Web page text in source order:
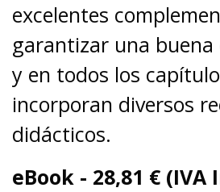
excelentes
garantizar una buena
y en todos los
incorporan diversos
didácticos.
eBook - 28,81 € (IVA